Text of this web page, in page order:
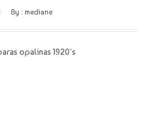
By : mediane
opalinas 1920`s